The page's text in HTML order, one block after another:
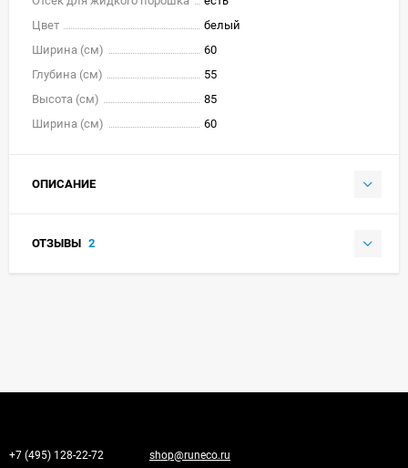
Цвет
белый
Ширина (см)
60
Глубина (см)
55
Высота (см)
85
Ширина (см)
60
ОПИСАНИЕ
ОТЗЫВЫ 2
+7 (495) 128-22-72 shop@runeco.ru